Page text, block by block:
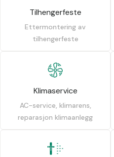
Tilhengerfeste
Ettermontering av
tilhengerfeste
Klimaservice
AC-service, klimarens,
reparasjon klimaanlegg